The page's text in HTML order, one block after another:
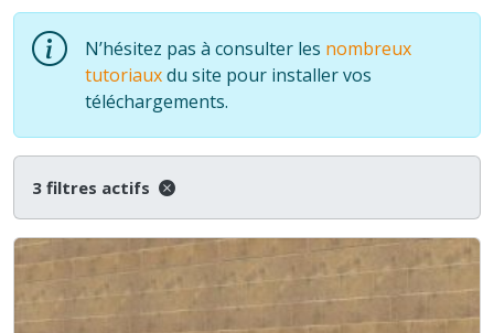
N’hésitez pas à consulter les nombreux
tutoriauxdu site pour installer vos
téléchargements.
3 filtres actifs